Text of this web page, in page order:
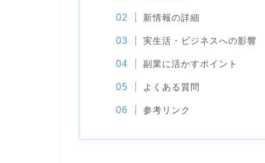
新情報の詳細
実生活・ビジネスへの影響
副業に活かすポイント
よくある質問
参考リンク